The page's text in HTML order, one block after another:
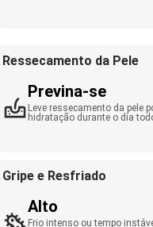
Ressecamento da Pele
Previna-se
Leve ressecamento da pele
hidratação durante o dia
Gripe e Resfriado
Alto
Frio intenso ou tempo